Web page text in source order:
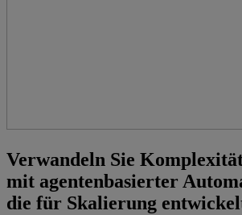
Verwandeln Sie
mit agentenbasierter
die für Skalierung